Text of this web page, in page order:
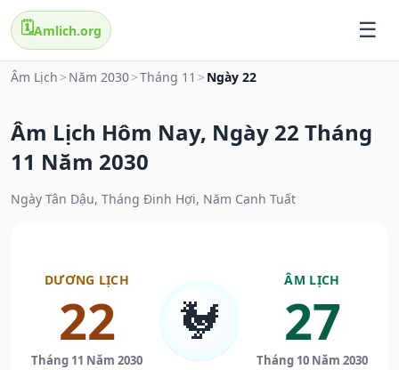
🗓️Amlich.org
Âm Lịch > Năm 2030>Tháng 11 > Ngày 22
Âm Lịch Hôm Nay, Ngày 22 Tháng
11 Năm 2030
Ngày Tân Dậu, Tháng Đinh Hợi, Năm Canh Tuất
DƯƠNG LỊCH
22
Tháng 11 Năm 2030
🐓
ÂM LỊCH
27
Tháng 10 Năm 2030